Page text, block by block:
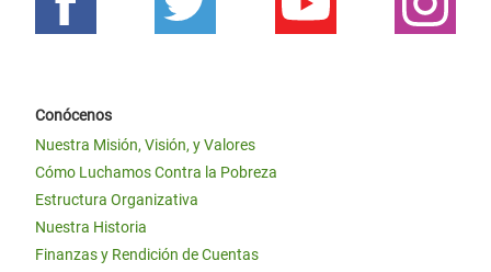
Conócenos
Nuestra Misión, Visión, y Valores
Cómo Luchamos Contra la Pobreza
Estructura Organizativa
Nuestra Historia
Finanzas y Rendición de Cuentas